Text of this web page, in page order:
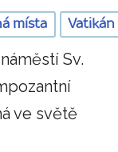
místa Vatikán
Sv.
ve světě